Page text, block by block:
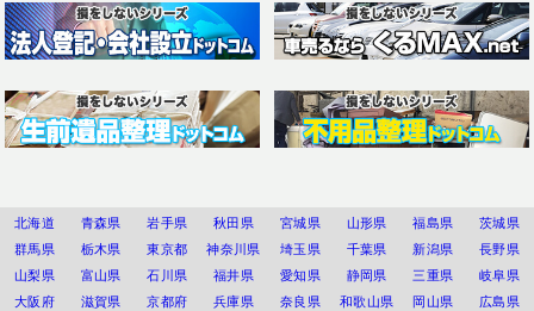
北海道 青森県 岩手県 秋田県 宮城県 山形県 福島県
茨城県
群馬県
栃木県 東京都 神奈川県 埼玉県 千葉県 新潟県
長野県
山梨県
富山県 石川県 福井県 愛知県 静岡県 三重県
岐阜県
大阪府
滋賀県 京都府 兵庫県 奈良県 和歌山県 岡山県 広島県